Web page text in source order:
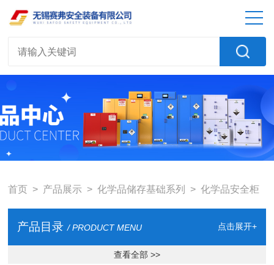
首页 > 产品展示 >化学品储存基础系列 >化学品安全柜
产品目录 / PRODUCT MENU 点击展开+
查看全部 >>